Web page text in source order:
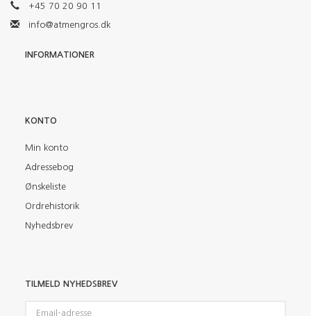
+45 70 20 90 11
info@atmengros.dk
INFORMATIONER
KONTO
Min konto
Adressebog
Ønskeliste
Ordrehistorik
Nyhedsbrev
TILMELD NYHEDSBREV